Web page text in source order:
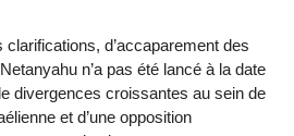
d’accaparement des
n’a pas été lancé à la date
divergences croissantes au sein de
et d’une opposition